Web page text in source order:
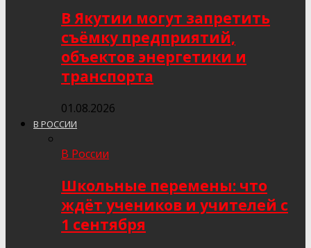
В Якутии могут запретить
съёмку предприятий,
объектов энергетики и
транспорта
01.08.2026
В РОССИИ
В России
Школьные перемены: что
ждёт учеников и учителей с
1 сентября